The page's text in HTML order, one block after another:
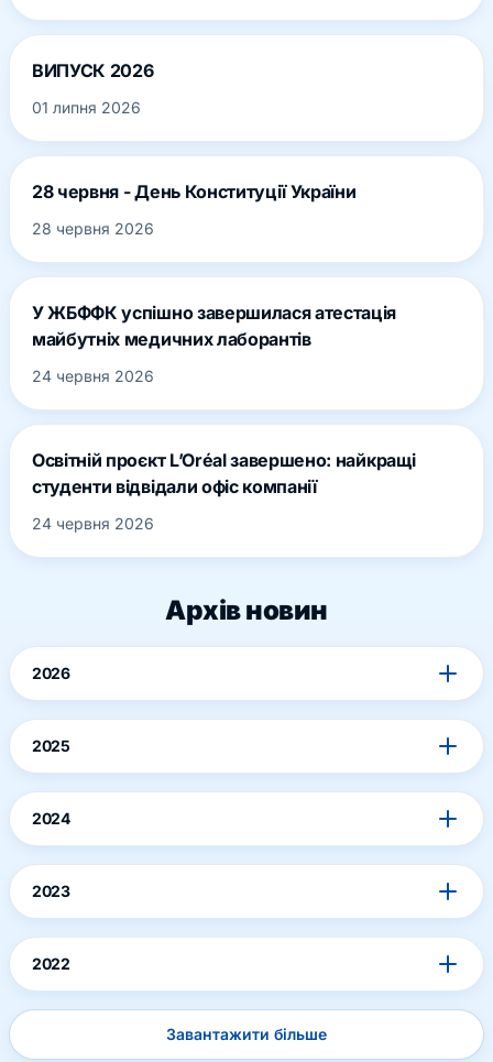
ВИПУСК 2026
01 липня 2026
28 червня - День Конституції України
28 червня 2026
У ЖБФФК успішно завершилася атестація
майбутніх медичних лаборантів
24 червня 2026
Освітній проєкт L’Oréal завершено: найкращі
студенти відвідали офіс компанії
24 червня 2026
Архів новин
2026
2025
2024
2023
2022
Завантажити більше